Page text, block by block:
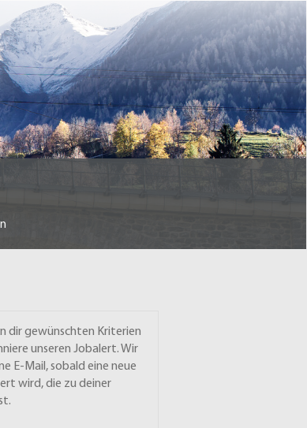
dir gewünschten Kriterien
unseren Jobalert. Wir
E-Mail, sobald eine neue
wird, die zu deiner